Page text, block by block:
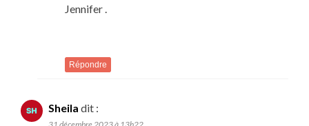
Jennifer .
Répondre
Sheila dit :